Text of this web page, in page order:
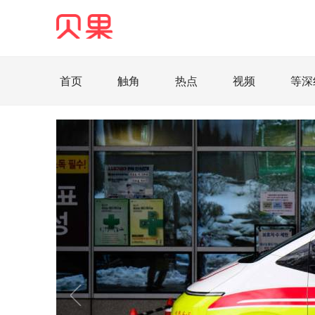
首页 触角 热点 视频 等
见智财经 环球企业沉浮录
辉
照理生活
贝果观点 照理说事
等深
家电家居
航旅交运 案例
医药健康
智库
新域实验室 今日快评
我们来
企业快讯
智造